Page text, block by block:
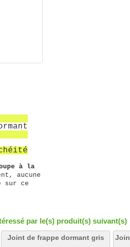
à la
aucune
sur ce
par le(s) produit(s) suivant(s)
Joint de frappe dormant gris